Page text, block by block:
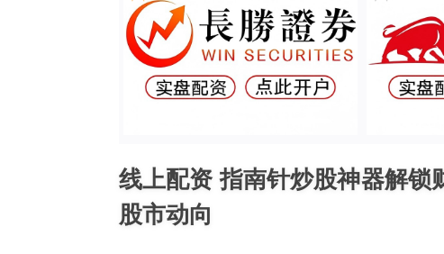
线上配资 指南针炒股神器解锁
股市动向